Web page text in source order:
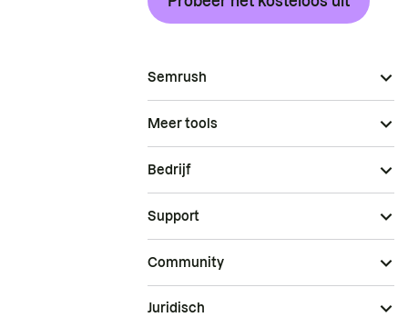
Semrush
Meer tools
Bedrijf
Support
Community
Juridisch